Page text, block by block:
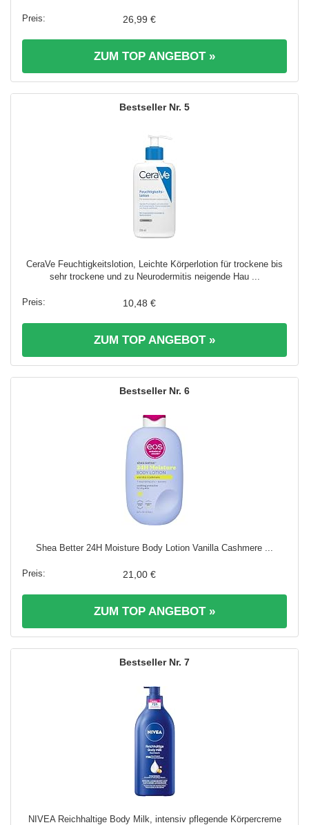
26,99 €
ZUM TOP ANGEBOT »
5
CeraVe Feuchtigkeitslotion, Leichte Körperlotion für trockene bis
sehr trockene und zu Neurodermitis neigende Hau ...
10,48 €
ZUM TOP ANGEBOT »
6
Shea Better 24H Moisture Body Lotion Vanilla Cashmere ...
21,00 €
ZUM TOP ANGEBOT »
7
NIVEA Reichhaltige Body Milk, intensiv pflegende Körpercreme